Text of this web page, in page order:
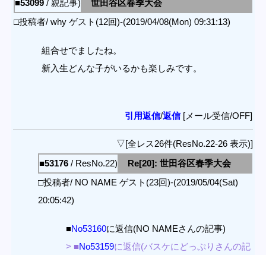
■53099 / 親記事)
世田谷区春季大会
□投稿者/ why ゲスト(12回)-(2019/04/08(Mon) 09:31:13)
組合せでましたね。
新入生どんな子がいるかも楽しみです。
引用返信/返信[メール受信/OFF]
▽[全レス26件(ResNo.22-26 表示)]
■53176 / ResNo.22)
Re[20]: 世田谷区春季大会
□投稿者/ NO NAME ゲスト(23回)-(2019/05/04(Sat)
20:05:42)
■No53160に返信(NO NAMEさんの記事)
> ■No53159に返信(バスケにどっぷりさんの記